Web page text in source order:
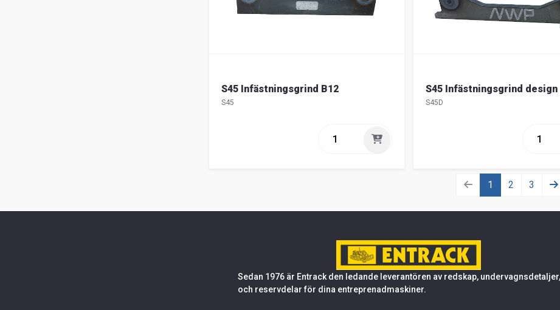
S45 Infästningsgrind B12
S45
S45 Infästningsgrind design
S45D
1 2 3
Sedan 1976 är Entrack den ledande leverantören av redskap,
och reservdelar för dina entreprenadmaskiner.